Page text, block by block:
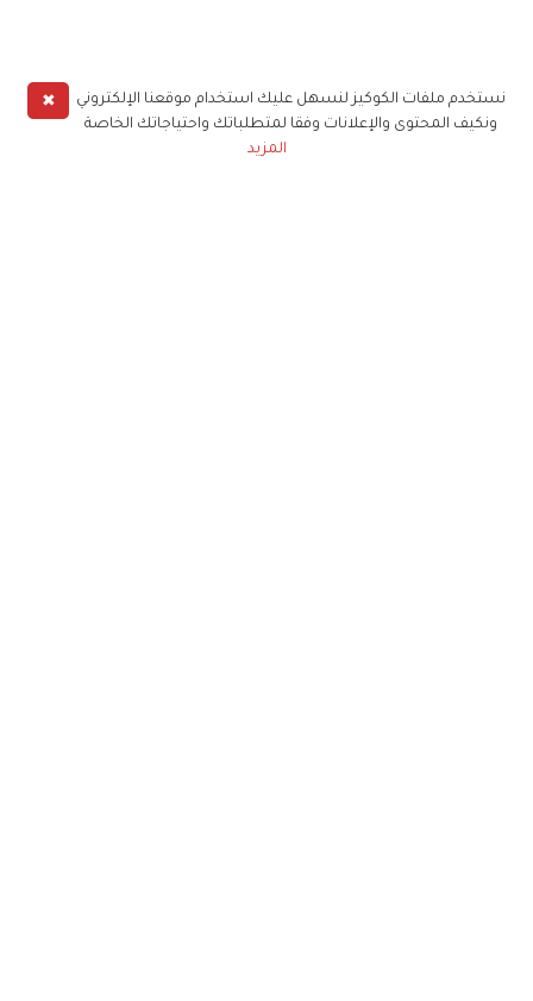
✖
نستخدم ملفات الكوكيز لنسهل عليك استخدام موقعنا الإلكتروني
ونكيف المحتوى والإعلانات وفقا لمتطلباتك واحتياجاتك الخاصة
المزيد